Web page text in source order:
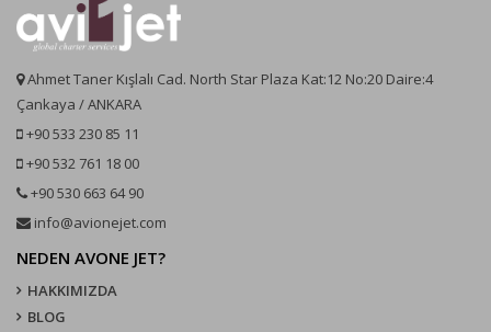
Ahmet Taner Kışlalı Cad. North Star Plaza Kat:12 No:20 Daire:4
Çankaya / ANKARA
+90 533 230 85 11
+90 532 761 18 00
+90 530 663 64 90
info@avionejet.com
NEDEN AVONE JET?
HAKKIMIZDA
BLOG